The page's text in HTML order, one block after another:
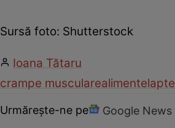
Sursă foto: Shutterstock
Ioana Tătaru
crampe muscularealimentelapte
Urmărește-ne pe Google News